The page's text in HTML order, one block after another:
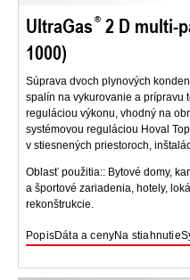
UltraGas 2 D multi-
1000)
Súprava dvoch plynových
spalín na vykurovanie a prípravu
reguláciou výkonu, vhodný na
systémovou reguláciou Hoval
v stiesnených priestoroch,
Oblasť použitia:: Bytové domy,
a športové zariadenia, hotely,
rekonštrukcie.
PopisDáta a cenyNa stiahnutie